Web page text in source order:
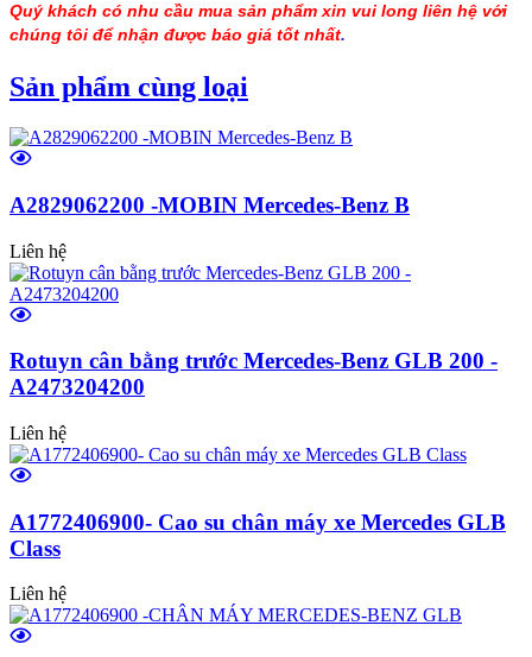
Quý khách có nhu cầu mua sản phẩm xin vui long liên hệ với
chúng tôi để nhận được báo giá tốt nhất.
Sản phẩm cùng loại
A2829062200 -MOBIN Mercedes-Benz B
Liên hệ
Rotuyn cân bằng trước Mercedes-Benz GLB 200 -
A2473204200
Liên hệ
A1772406900- Cao su chân máy xe Mercedes GLB
Class
Liên hệ